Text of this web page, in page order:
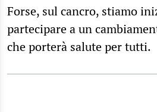
Forse, sul cancro, stiamo
partecipare a un
che porterà salute per tutti.